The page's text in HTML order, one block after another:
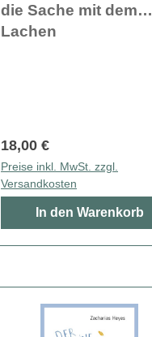
die Sache mit dem
Lachen
18,00 €
Preise inkl. MwSt. zzgl.
Versandkosten
In den Warenkorb